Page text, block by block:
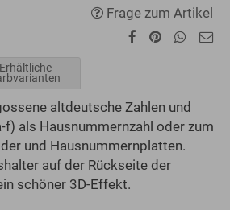
Frage zum Artikel
Erhältliche
altdeutsche Zahlen und
f) als Hausnummernzahl oder zum
und Hausnummernplatten.
auf der Rückseite der
schöner 3D-Effekt.